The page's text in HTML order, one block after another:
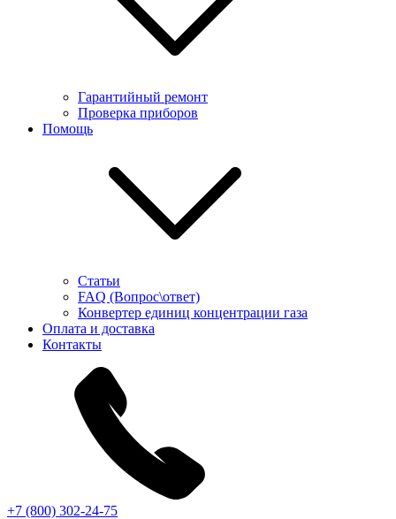
Гарантийный ремонт
Проверка приборов
Помощь
Статьи
FAQ (Вопрос\ответ)
Конвертер единиц концентрации газа
Оплата и доставка
Контакты
+7 (800) 302-24-75